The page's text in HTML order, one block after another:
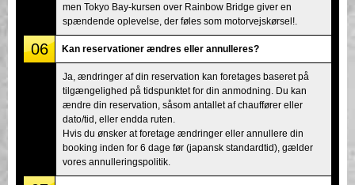
men Tokyo Bay-kursen over Rainbow Bridge giver en
spændende oplevelse, der føles som motorvejskørsel!.
06 Kan reservationer ændres eller annulleres?
Ja, ændringer af din reservation kan foretages baseret på
tilgængelighed på tidspunktet for din anmodning. Du kan
ændre din reservation, såsom antallet af chauffører eller
dato/tid, eller endda ruten.
Hvis du ønsker at foretage ændringer eller annullere din
booking inden for 6 dage før (japansk standardtid), gælder
vores annulleringspolitik.